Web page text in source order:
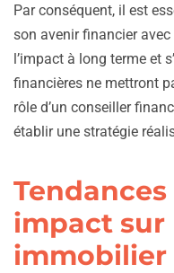
Par conséquent, il est
son avenir financier
l’impact à long terme et
financières ne mettront
rôle d’un conseiller
établir une stratégie
impact sur
immobilier